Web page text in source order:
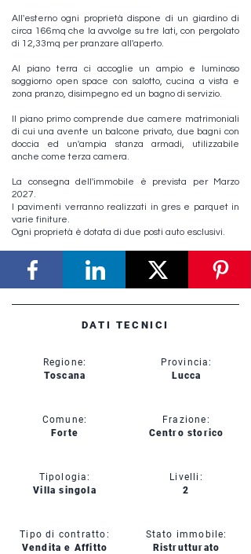
All'esterno ogni proprietà dispone di un giardino di
circa 166mq che la avvolge su tre lati, con pergolato
di 12,33mq per pranzare all'aperto.
Al piano terra ci accoglie un ampio e luminoso
soggiorno open space con salotto, cucina a vista e
zona pranzo, disimpegno ed un bagno di servizio.
Il piano primo comprende due camere matrimoniali
di cui una avente un balcone privato, due bagni con
doccia ed un'ampia stanza armadi, utilizzabile
anche come terza camera.
La consegna dell'immobile è prevista per Marzo
2027.
I pavimenti verranno realizzati in gres e parquet in
varie finiture.
Ogni proprietà è dotata di due posti auto esclusivi.
DATI TECNICI
Regione:
Toscana
Comune:
Forte
Tipologia:
Villa singola
Tipo di contratto:
Vendita e Affitto
Provincia:
Lucca
Frazione:
Centro storico
Livelli:
2
Stato immobile:
Ristrutturato